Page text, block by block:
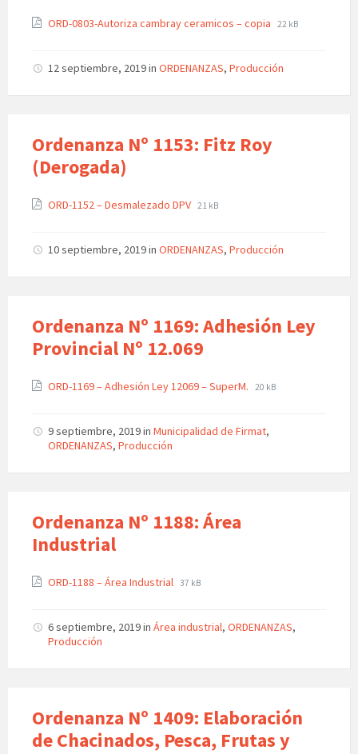
ORD-0803-Autoriza cambray ceramicos – copia 22 kB
12 septiembre, 2019in ORDENANZAS, Producción
Ordenanza Nº 1153: Fitz Roy
(Derogada)
ORD-1152 – Desmalezado DPV 21 kB
10 septiembre, 2019in ORDENANZAS, Producción
Ordenanza Nº 1169: Adhesión Ley
Provincial Nº 12.069
ORD-1169 – Adhesión Ley 12069 – SuperM. 20 kB
9 septiembre, 2019in Municipalidad de Firmat,
ORDENANZAS, Producción
Ordenanza Nº 1188: Área
Industrial
ORD-1188 – Área Industrial 37 kB
6 septiembre, 2019in Área industrial, ORDENANZAS,
Producción
Ordenanza Nº 1409: Elaboración
de Chacinados, Pesca, Frutas y